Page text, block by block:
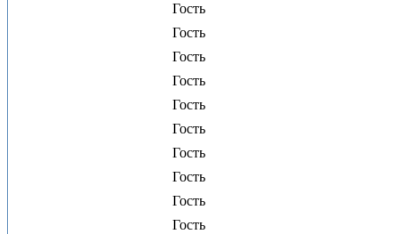
Гость
Гость
Гость
Гость
Гость
Гость
Гость
Гость
Гость
Гость